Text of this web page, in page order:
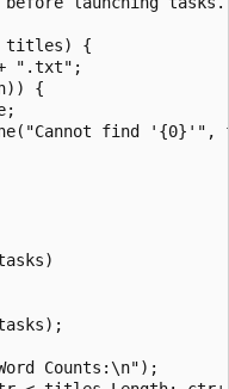
titles) {
".txt";
{
find '{0}'",
Counts:\n");